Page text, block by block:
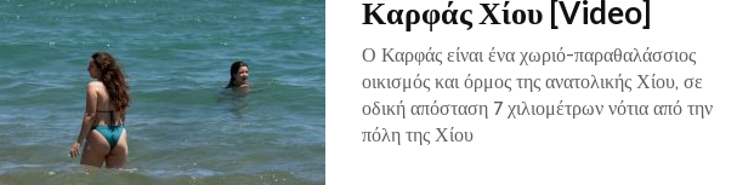
Καρφάς Χίου [Video]
Ο Καρφάς είναι ένα χωριό-παραθαλάσσιος
οικισμός και όρμος της ανατολικής Χίου, σε
οδική απόσταση 7 χιλιομέτρων νότια από την
πόλη της Χίου